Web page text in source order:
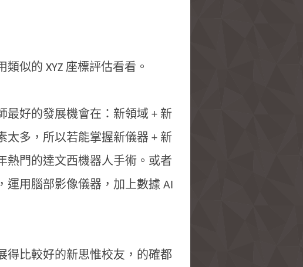
似的 XYZ 座標評估看看。
最好的發展機會在：新領域 + 新
太多，所以若能掌握新儀器 + 新
熱門的達文西機器人手術。或者
用腦部影像儀器，加上數據 AI
得比較好的新思惟校友，的確都